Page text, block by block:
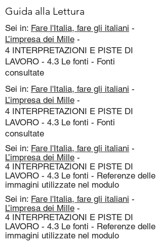
Guida alla Lettura
Sei in: Fare l'Italia, fare gli italiani -
L’impresa dei Mille -
4 INTERPRETAZIONI E PISTE DI
LAVORO - 4.3 Le fonti - Fonti
consultate
Sei in: Fare l'Italia, fare gli italiani -
L’impresa dei Mille -
4 INTERPRETAZIONI E PISTE DI
LAVORO - 4.3 Le fonti - Fonti
consultate
Sei in: Fare l'Italia, fare gli italiani -
L’impresa dei Mille -
4 INTERPRETAZIONI E PISTE DI
LAVORO - 4.3 Le fonti - Referenze delle
immagini utilizzate nel modulo
Sei in: Fare l'Italia, fare gli italiani -
L’impresa dei Mille -
4 INTERPRETAZIONI E PISTE DI
LAVORO - 4.3 Le fonti - Referenze delle
immagini utilizzate nel modulo